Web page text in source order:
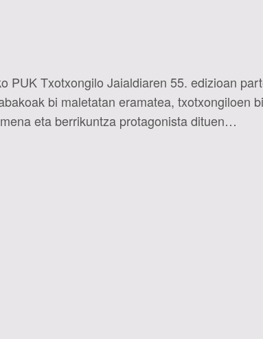
PUK Txotxongilo Jaialdiaren 55. edizioan
bi maletatan eramatea, txotxongiloen
eta berrikuntza protagonista dituen…